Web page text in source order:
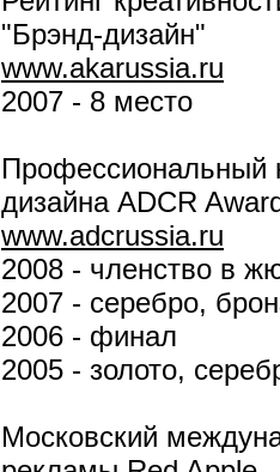
"Брэнд-дизайн"
www.akarussia.ru
2007 - 8 место
Профессиональный
дизайна ADCR
www.adcrussia.ru
2008 - членство в
2007 - серебро,
2006 - финал
2005 - золото,
Московский